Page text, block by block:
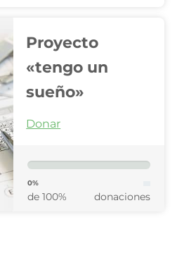
Proyecto
«tengo un
sueño»
Donar
0%
de 100% donaciones